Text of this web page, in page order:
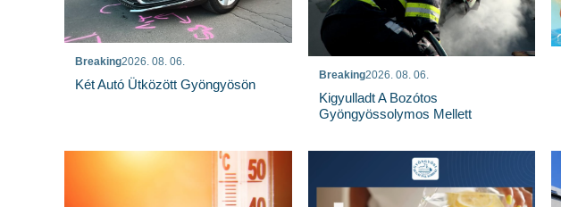
Breaking2026. 08. 06.
Két Autó Ütközött Gyöngyösön
Breaking2026. 08. 06.
Kigyulladt A Bozótos
Gyöngyössolymos Mellett